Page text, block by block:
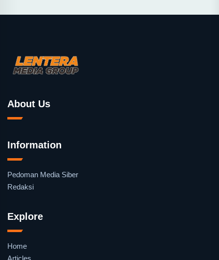
About Us
Information
Pedoman Media Siber
Redaksi
Explore
Home
Articles